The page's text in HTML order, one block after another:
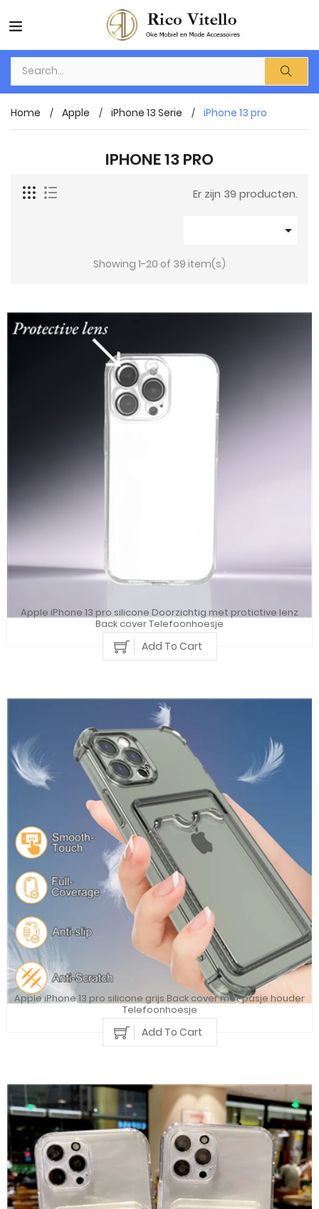
Home Apple iPhone 13 Serie iPhone 13 pro
IPHONE 13 PRO
Er zijn 39 producten.

Showing 1-20 of 39 item(s)
Apple iPhone 13 pro silicone Doorzichtig met protictive lenz
Back cover Telefoonhoesje
Add To Cart
Apple iPhone 13 pro silicone grijs Back cover met pasje houder
Telefoonhoesje
Add To Cart